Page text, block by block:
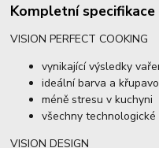
Kompletní specifikace
VISION PERFECT COOKING
vynikající výsledky
ideální barva a
méně stresu v kuchyni
všechny
VISION DESIGN